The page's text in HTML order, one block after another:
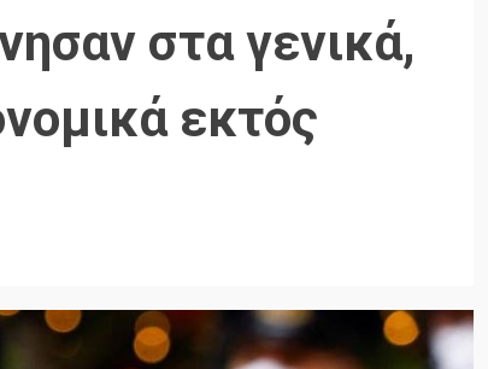
στα γενικά,
εκτός